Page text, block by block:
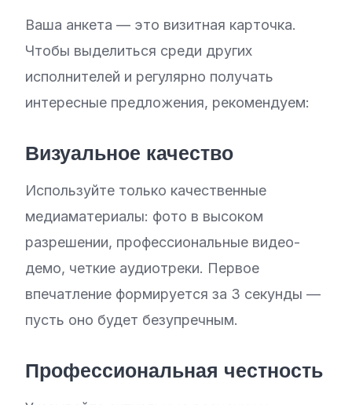
Ваша анкета — это визитная карточка.
Чтобы выделиться среди других
исполнителей и регулярно получать
интересные предложения, рекомендуем:
Визуальное качество
Используйте только качественные
медиаматериалы: фото в высоком
разрешении, профессиональные видео-
демо, четкие аудиотреки. Первое
впечатление формируется за 3 секунды —
пусть оно будет безупречным.
Профессиональная честность